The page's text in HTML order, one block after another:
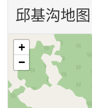
邱基沟地图
+
−